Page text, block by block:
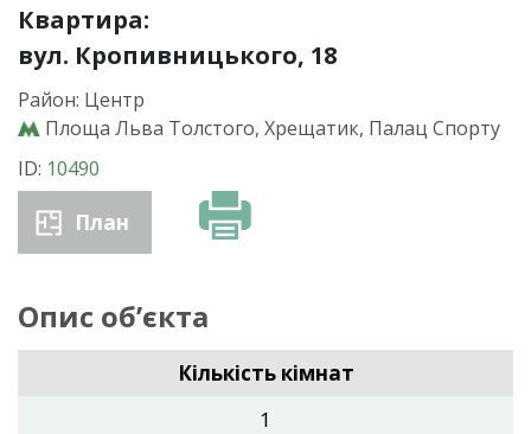
Квартира:
вул. Кропивницького, 18
Район: Центр
Площа Льва Толстого, Хрещатик, Палац Спорту
ID: 10490
План
Опис об’єкта
Кількість кімнат
1